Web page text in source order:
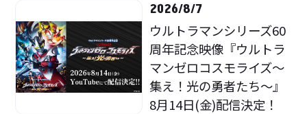
2026/8/7
ウルトラマンシリーズ60
周年記念映像『ウルトラ
マンゼロコスモライズ～
集え！光の勇者たち～』
8月14日(金)配信決定！